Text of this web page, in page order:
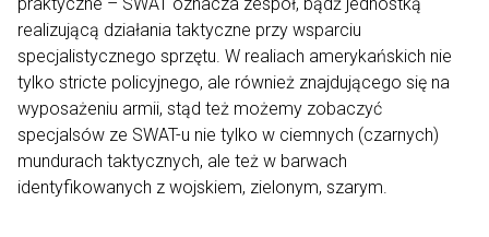
realizującą działania taktyczne przy wsparciu
specjalistycznego sprzętu. W realiach amerykańskich nie
tylko stricte policyjnego, ale również znajdującego się na
wyposażeniu armii, stąd też możemy zobaczyć
specjalsów ze SWAT-u nie tylko w ciemnych (czarnych)
mundurach taktycznych, ale też w barwach
identyfikowanych z wojskiem, zielonym, szarym.